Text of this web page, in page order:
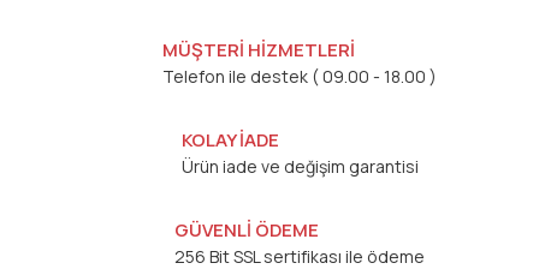
MÜŞTERİ HİZMETLERİ
Telefon ile destek ( 09.00 - 18.00 )
KOLAY İADE
Ürün iade ve değişim garantisi
GÜVENLİ ÖDEME
256 Bit SSL sertifikası ile ödeme